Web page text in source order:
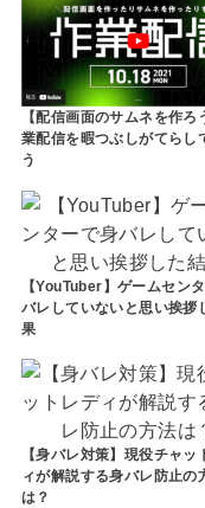
【配信画面のサムネを作ろ
業配信を暇つぶしがてらし
う
【YouTuber】ゲームセン
バレしていないと思い挨拶
果
【身バレ対策】現役チャッ
ィが解説する身バレ防止の
は？